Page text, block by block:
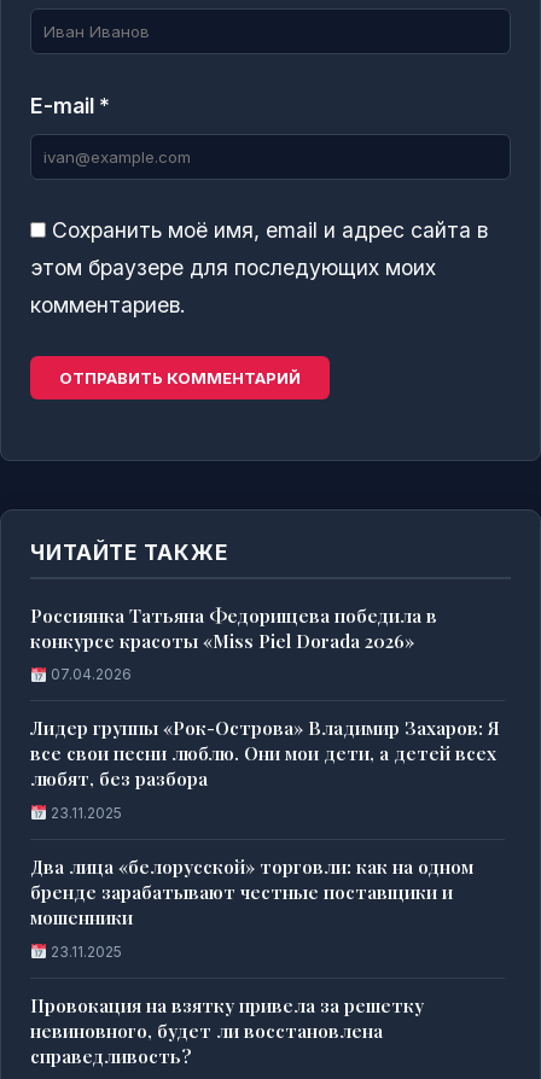
E-mail *
Сохранить моё имя, email и адрес сайта в
этом браузере для последующих моих
комментариев.
ЧИТАЙТЕ ТАКЖЕ
Россиянка Татьяна Федорищева победила в
конкурсе красоты «Miss Piel Dorada 2026»
07.04.2026
Лидер группы «Рок-Острова» Владимир Захаров: Я
все свои песни люблю. Они мои дети, а детей всех
любят, без разбора
23.11.2025
Два лица «белорусской» торговли: как на одном
бренде зарабатывают честные поставщики и
мошенники
23.11.2025
Провокация на взятку привела за решетку
невиновного, будет ли восстановлена
справедливость?